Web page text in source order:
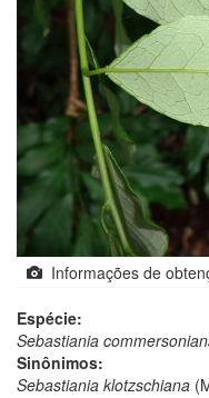
Informações de
Espécie:
Sebastiania
Sinônimos:
Sebastiania klotzschiana